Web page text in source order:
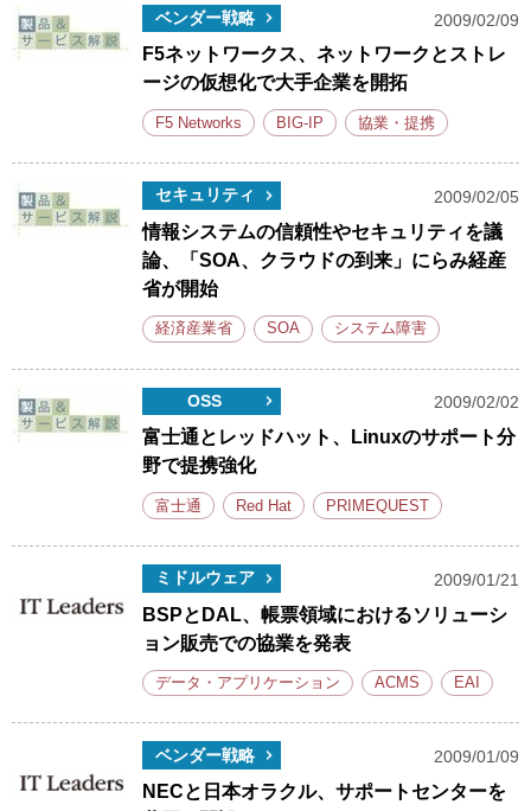
ベンダー戦略 2009/02/09
F5ネットワークス、ネットワークとストレ
ージの仮想化で大手企業を開拓
F5 Networks BIG-IP 協業・提携
セキュリティ 2009/02/05
情報システムの信頼性やセキュリティを議
論、「SOA、クラウドの到来」にらみ経産
省が開始
経済産業省 SOA システム障害
OSS 2009/02/02
富士通とレッドハット、Linuxのサポート分
野で提携強化
富士通 Red Hat PRIMEQUEST
ミドルウェア 2009/01/21
BSPとDAL、帳票領域におけるソリューシ
ョン販売での協業を発表
データ・アプリケーション ACMS EAI
ベンダー戦略 2009/01/09
NECと日本オラクル、サポートセンターを